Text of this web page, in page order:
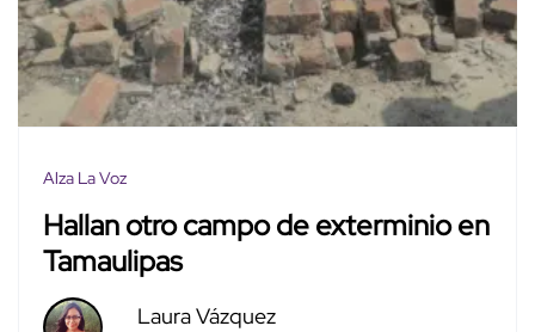
Alza La Voz
Hallan otro campo de exterminio en
Tamaulipas
Laura Vázquez